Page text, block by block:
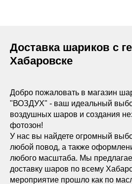
Доставка шариков с
Хабаровске
Добро пожаловать в магазин
"ВОЗДУХ" - ваш идеальный
воздушных шаров и создания
фотозон!
У нас вы найдете огромный
любой повод, а также
любого масштаба. Мы
доставку шаров по всему
мероприятие прошло как по